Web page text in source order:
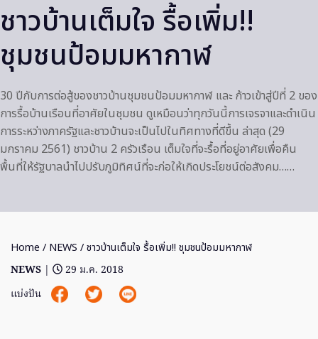
ชาวบ้านเต็มใจ รื้อเพิ่ม!!
ชุมชนป้อมมหากาฬ
30 ปีกับการต่อสู้ของชาวบ้านชุมชนป้อมมหากาฬ และ ก้าวเข้าสู่ปีที่ 2 ของ
การรื้อบ้านเรือนที่อาศัยในชุมชน ดูเหมือนว่าทุกวันนี้การเจรจาและดำเนิน
การระหว่างภาครัฐและชาวบ้านจะเป็นไปในทิศทางที่ดีขึ้น ล่าสุด (29
มกราคม 2561) ชาวบ้าน 2 ครัวเรือน เต็มใจที่จะรื้อที่อยู่อาศัยเพื่อคืน
พื้นที่ให้รัฐบาลนำไปปรับภูมิทิศน์ที่จะก่อให้เกิดประโยชน์ต่อสังคม……
Home / NEWS / ชาวบ้านเต็มใจ รื้อเพิ่ม!! ชุมชนป้อมมหากาฬ
NEWS |
29 ม.ค. 2018
แบ่งปัน